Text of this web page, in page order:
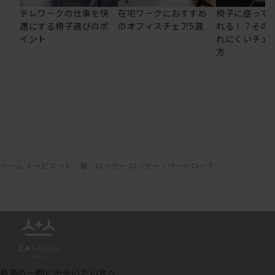
テレワークの仕事を快
適にする椅子選びのポ
イント
在宅ワークにおすすめ
のオフィスチェア5選
椅子に座って
れる！？その
れにくいチェ
方
ホーム キャビネット、棚、ロッカー ロッカー・ワードローブ
最高の一脚に出会いたい方へ